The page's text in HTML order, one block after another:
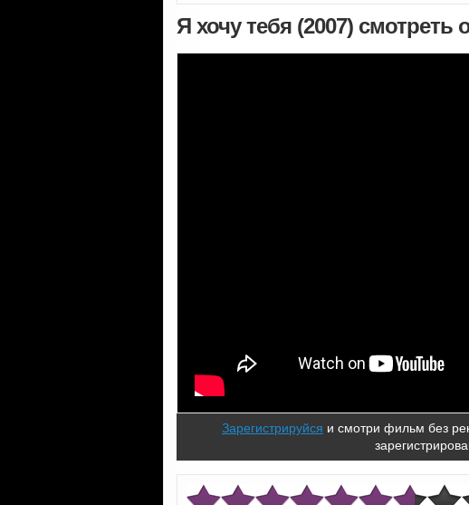
Я хочу тебя (2007) смотреть
Зарегистрируйся и смотри фильм без